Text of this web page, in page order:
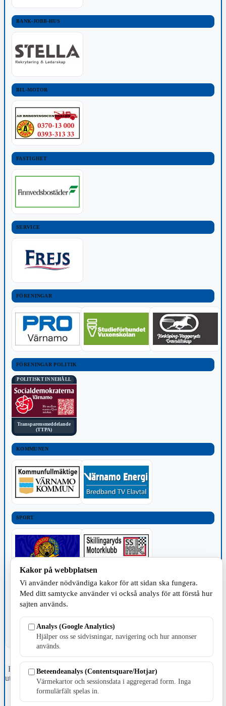
BANK-JOBB-HUS
BIL-MOTOR
FASTIGHET
SERVICE
FÖRENINGAR
FÖRENINGAR POLITIK
POLITISKT INNEHÅLL
Transparensmeddelande
(TTPA)
KOMMUNEN
SPORT
TILLVERKNING
Fristående webbtidningsföretag grundat 1991 som sedan 2002 ger
ut tidningen Skillingaryd.nu och 2010 lanserades Värnamo.nu. Från
april 2026 omfattar Skillingaryd.nu tre kommuner: Gnosjö,
Värnamo och Vaggeryds kommun.
Kakor på webbplatsen
Vi använder nödvändiga kakor för att sidan ska fungera.
Med ditt samtycke använder vi också analys för att förstå hur
sajten används.
Analys (Google Analytics)
Hjälper oss se sidvisningar, navigering och hur annonser
används.
Beteendeanalys (Contentsquare/Hotjar)
Värmekartor och sessionsdata i aggregerad form. Inga
formulärfält spelas in.